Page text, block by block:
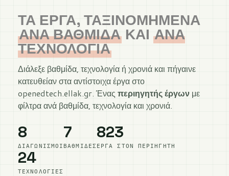
ΤΑ ΈΡΓΑ, ΤΑΞΙΝΟΜΗΜΈΝΑ
ΑΝΆ ΒΑΘΜΊΔΑ ΚΑΙ ΑΝΆ
ΤΕΧΝΟΛΟΓΊΑ
Διάλεξε βαθμίδα, τεχνολογία ή χρονιά και πήγαινε
κατευθείαν στα αντίστοιχα έργα στο
openedtech.ellak.gr. Ένας περιηγητής έργων με
φίλτρα ανά βαθμίδα, τεχνολογία και χρονιά.
8
ΔΙΑΓΩΝΙΣΜΟΊ
7
ΒΑΘΜΊΔΕΣ
823
ΈΡΓΑ ΣΤΟΝ ΠΕΡΙΗΓΗΤΉ
24
ΤΕΧΝΟΛΟΓΊΕΣ